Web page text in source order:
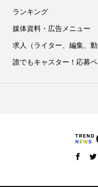
ランキング
媒体資料・広告メニュー
求人（ライター、編集、
誰でもキャスター！応募